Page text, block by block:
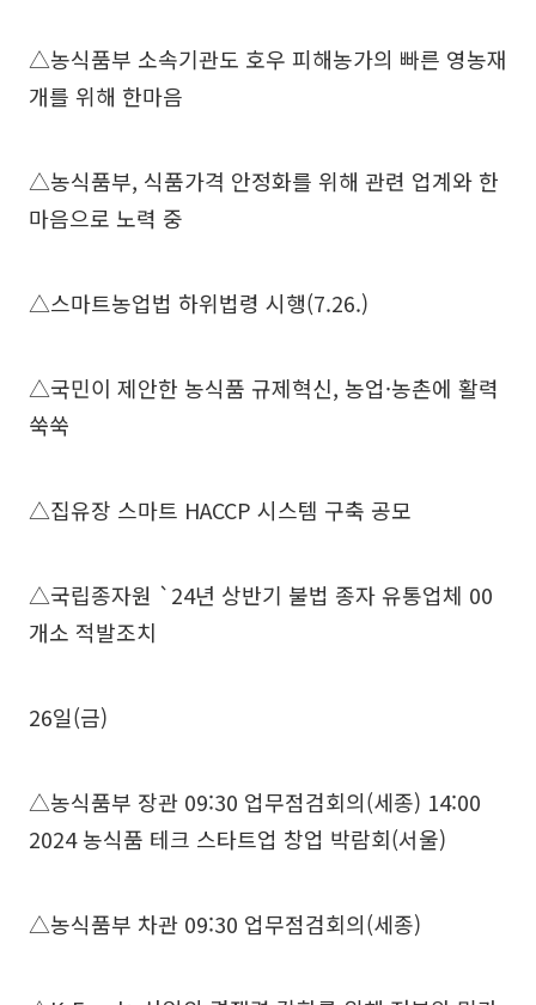
△농식품부 소속기관도 호우 피해농가의 빠른 영농재
개를 위해 한마음
△농식품부, 식품가격 안정화를 위해 관련 업계와 한
마음으로 노력 중
△스마트농업법 하위법령 시행(7.26.)
△국민이 제안한 농식품 규제혁신, 농업·농촌에 활력
쑥쑥
△집유장 스마트 HACCP 시스템 구축 공모
△국립종자원 `24년 상반기 불법 종자 유통업체 00
개소 적발조치
26일(금)
△농식품부 장관 09:30 업무점검회의(세종) 14:00
2024 농식품 테크 스타트업 창업 박람회(서울)
△농식품부 차관 09:30 업무점검회의(세종)